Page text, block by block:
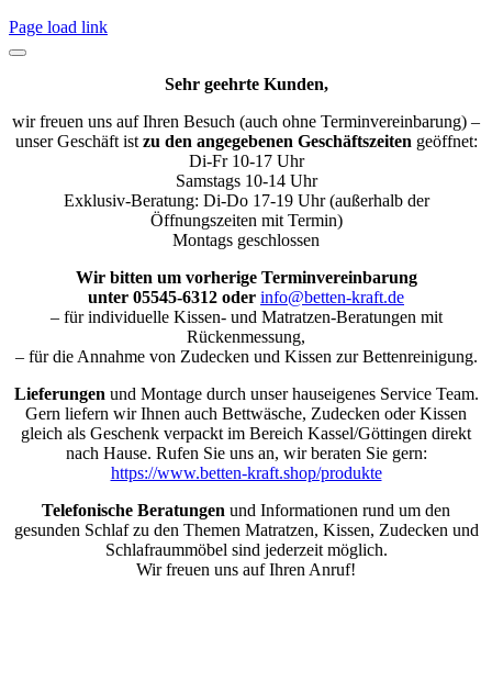
Page load link
Sehr geehrte Kunden,
wir freuen uns auf Ihren Besuch (auch ohne Terminvereinbarung) –
unser Geschäft ist zu den angegebenen Geschäftszeiten geöffnet:
Di-Fr 10-17 Uhr
Samstags 10-14 Uhr
Exklusiv-Beratung: Di-Do 17-19 Uhr (außerhalb der
Öffnungszeiten mit Termin)
Montags geschlossen
Wir bitten um vorherige Terminvereinbarung
unter 05545-6312 oder info@betten-kraft.de
– für individuelle Kissen- und Matratzen-Beratungen mit
Rückenmessung,
– für die Annahme von Zudecken und Kissen zur Bettenreinigung.
Lieferungen und Montage durch unser hauseigenes Service Team.
Gern liefern wir Ihnen auch Bettwäsche, Zudecken oder Kissen
gleich als Geschenk verpackt im Bereich Kassel/Göttingen direkt
nach Hause. Rufen Sie uns an, wir beraten Sie gern:
https://www.betten-kraft.shop/produkte
Telefonische Beratungen und Informationen rund um den
gesunden Schlaf zu den Themen Matratzen, Kissen, Zudecken und
Schlafraummöbel sind jederzeit möglich.
Wir freuen uns auf Ihren Anruf!